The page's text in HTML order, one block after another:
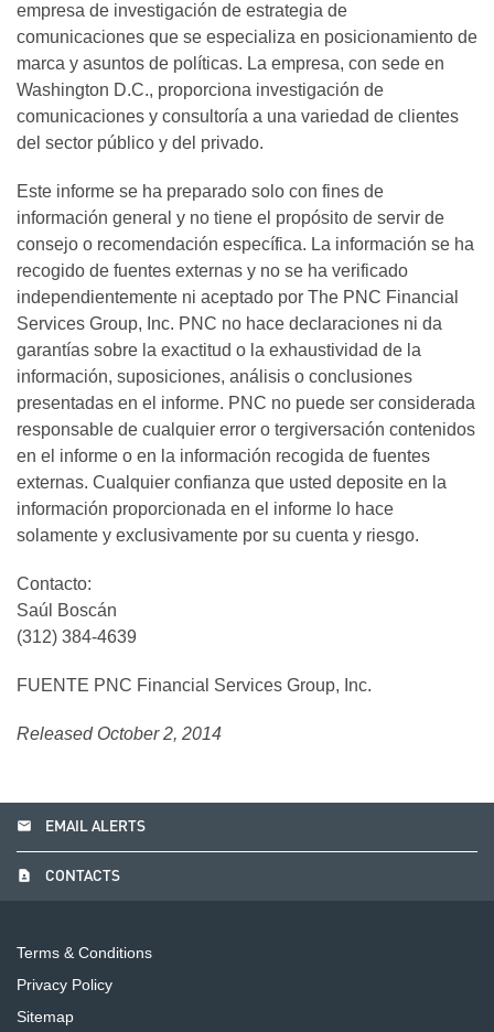
empresa de investigación de estrategia de
comunicaciones que se especializa en posicionamiento de
marca y asuntos de políticas. La empresa, con sede en
Washington D.C., proporciona investigación de
comunicaciones y consultoría a una variedad de clientes
del sector público y del privado.
Este informe se ha preparado solo con fines de
información general y no tiene el propósito de servir de
consejo o recomendación específica. La información se ha
recogido de fuentes externas y no se ha verificado
independientemente ni aceptado por The PNC Financial
Services Group, Inc. PNC no hace declaraciones ni da
garantías sobre la exactitud o la exhaustividad de la
información, suposiciones, análisis o conclusiones
presentadas en el informe. PNC no puede ser considerada
responsable de cualquier error o tergiversación contenidos
en el informe o en la información recogida de fuentes
externas. Cualquier confianza que usted deposite en la
información proporcionada en el informe lo hace
solamente y exclusivamente por su cuenta y riesgo.
Contacto:
Saúl Boscán
(312) 384-4639
FUENTE PNC Financial Services Group, Inc.
Released October 2, 2014
email EMAIL ALERTS
contact_page CONTACTS
Terms & Conditions
Privacy Policy
Sitemap